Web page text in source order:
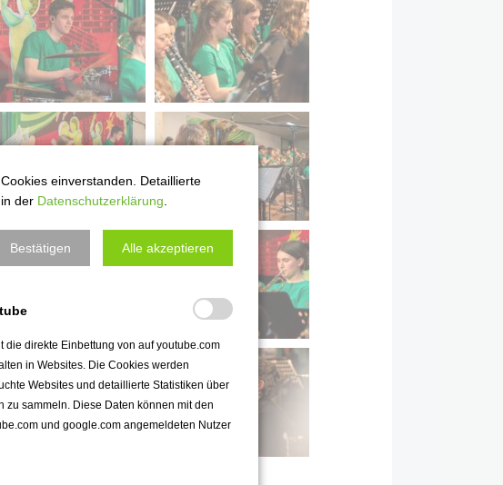
einverstanden. Detaillierte
der Datenschutzerklärung
Bestätigen Alle akzeptieren
die direkte Einbettung von auf youtube.com
in Websites. Die Cookies werden
Websites und detaillierte Statistiken über
zu sammeln. Diese Daten können mit den
und google.com angemeldeten Nutzer